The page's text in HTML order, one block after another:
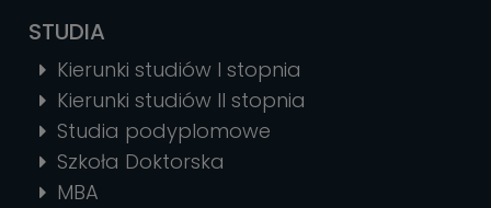
STUDIA
Kierunki studiów I stopnia
Kierunki studiów II stopnia
Studia podyplomowe
Szkoła Doktorska
MBA